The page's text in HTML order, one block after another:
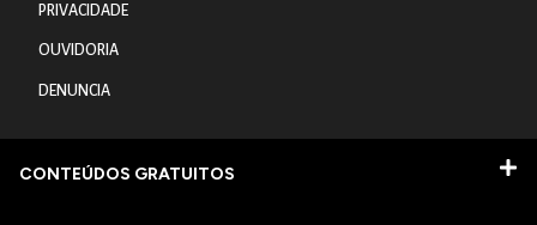
PRIVACIDADE
OUVIDORIA
DENUNCIA
CONTEÚDOS GRATUITOS